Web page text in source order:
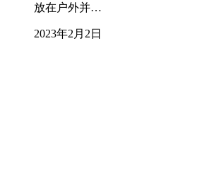
放在户外并…
2023年2月2日